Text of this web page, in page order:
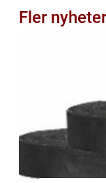
Fler nyheter